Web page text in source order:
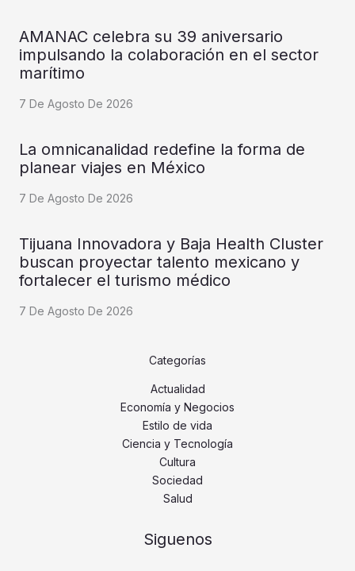
AMANAC celebra su 39 aniversario
impulsando la colaboración en el sector
marítimo
7 De Agosto De 2026
La omnicanalidad redefine la forma de
planear viajes en México
7 De Agosto De 2026
Tijuana Innovadora y Baja Health Cluster
buscan proyectar talento mexicano y
fortalecer el turismo médico
7 De Agosto De 2026
Categorías
Actualidad
Economía y Negocios
Estilo de vida
Ciencia y Tecnología
Cultura
Sociedad
Salud
Siguenos